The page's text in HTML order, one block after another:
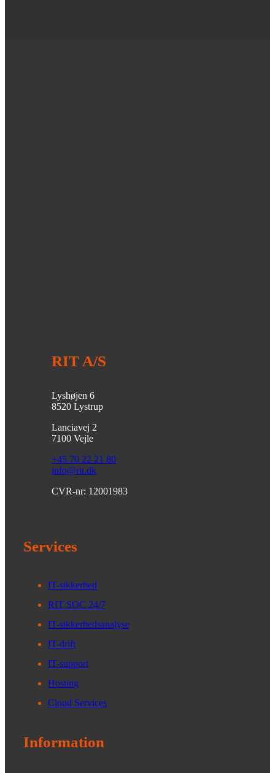
RIT A/S
Lyshøjen 6
8520 Lystrup
Lanciavej 2
7100 Vejle
+45 70 22 21 80
info@rit.dk
CVR-nr: 12001983
Services
IT-sikkerhed
RIT SOC 24/7
IT-sikkerhedsanalyse
IT-drift
IT-support
Hosting
Cloud Services
Information